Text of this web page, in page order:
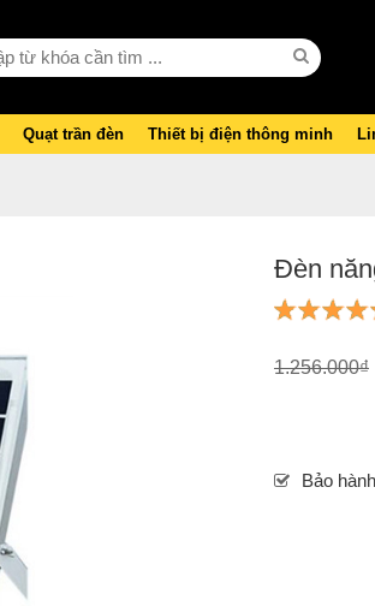
Quạt trần đèn Thiết bị điện thông minh
Đèn
1.256.000₫
Bảo